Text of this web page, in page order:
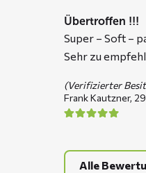
Übertroffen !!!
Super – Soft –
Sehr zu
(Verifizierter
Frank Kautzner,
Alle